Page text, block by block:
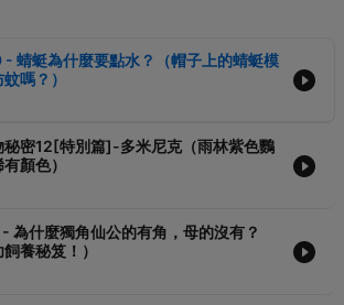
- 蜻蜓為什麼要點水？（帽子上的蜻蜓模
嗎？）
秘密12[特別篇]-多米尼克（雨林紫色鸚
顏色）
為什麼獨角仙公的有角，母的沒有？
養秘笈！）